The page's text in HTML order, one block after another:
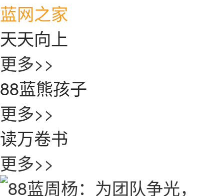
蓝网之家
天天向上
更多>>
88蓝熊孩子
更多>>
读万卷书
更多>>